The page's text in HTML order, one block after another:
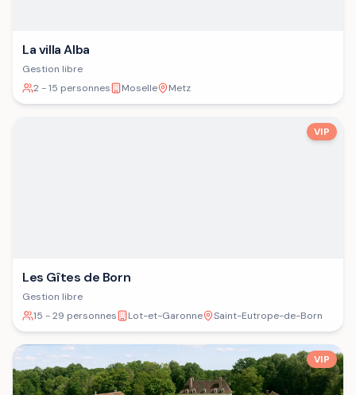
La villa Alba
Gestion libre
2 - 15 personnes
Moselle Metz
VIP
Les Gîtes de Born
Gestion libre
15 - 29 personnes
Lot-et-Garonne Saint-Eutrope-de-Born
VIP